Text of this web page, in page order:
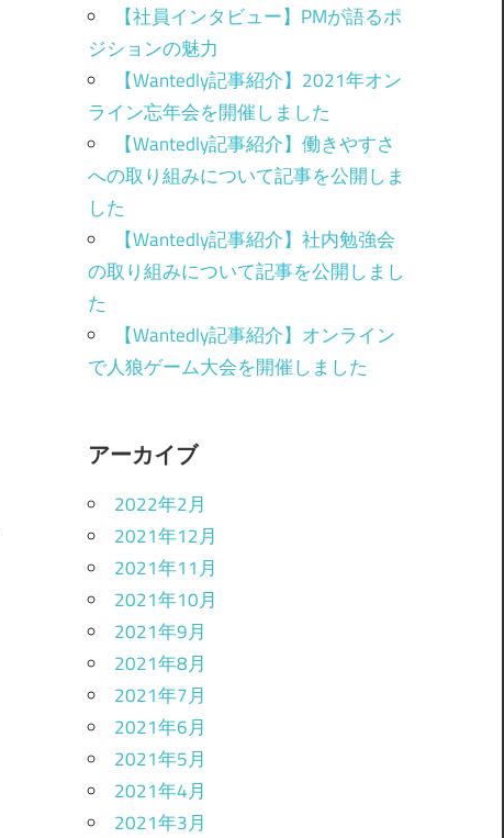
【社員インタビュー】PMが語るポ
ジションの魅力
【Wantedly記事紹介】2021年オン
ライン忘年会を開催しました
【Wantedly記事紹介】働きやすさ
への取り組みについて記事を公開しま
した
【Wantedly記事紹介】社内勉強会
の取り組みについて記事を公開しまし
た
【Wantedly記事紹介】オンライン
で人狼ゲーム大会を開催しました
アーカイブ
2022年2月
2021年12月
2021年11月
2021年10月
2021年9月
2021年8月
2021年7月
2021年6月
2021年5月
2021年4月
2021年3月